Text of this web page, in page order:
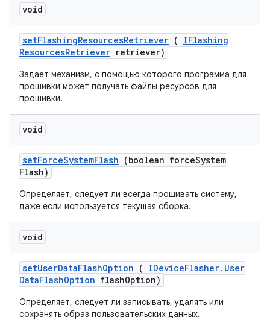
void
setFlashingResourcesRetriever ( IFlashing
ResourcesRetriever retriever)
Задает механизм, с помощью которого программа для
прошивки может получать файлы ресурсов для
прошивки.
void
setForceSystemFlash (boolean forceSystem
Flash)
Определяет, следует ли всегда прошивать систему,
даже если используется текущая сборка.
void
setUserDataFlashOption ( IDeviceFlasher. User
DataFlashOption flashOption)
Определяет, следует ли записывать, удалять или
сохранять образ пользовательских данных.